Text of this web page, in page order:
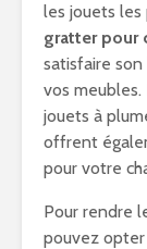
les jouets les
gratter pour
satisfaire
vos
jouets à
offrent
pour votre
Pour rendre
pouvez